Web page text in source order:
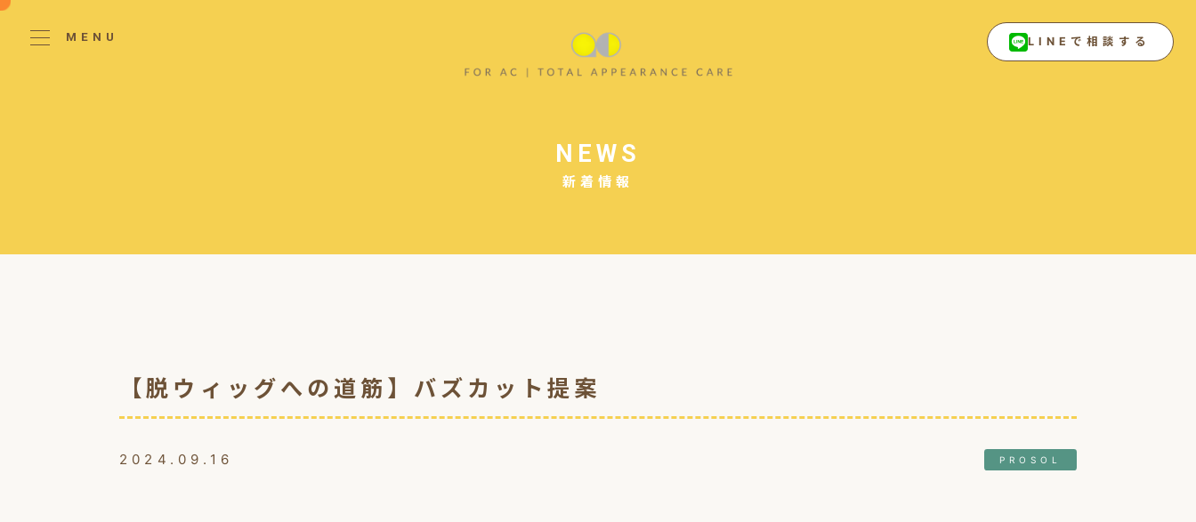
MENU LINEで相談する
新着情報
NEWS
【脱ウィッグへの道筋】バズカット提案
2024.09.16 PROSOL